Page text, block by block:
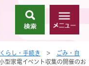
索
メ
ニ
ー
くらし・手続き >
ごみ・自
小型家電イベント収集の開催のお